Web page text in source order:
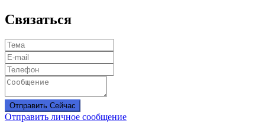
Связаться
Отправить Сейчас
Отправить личное сообщение